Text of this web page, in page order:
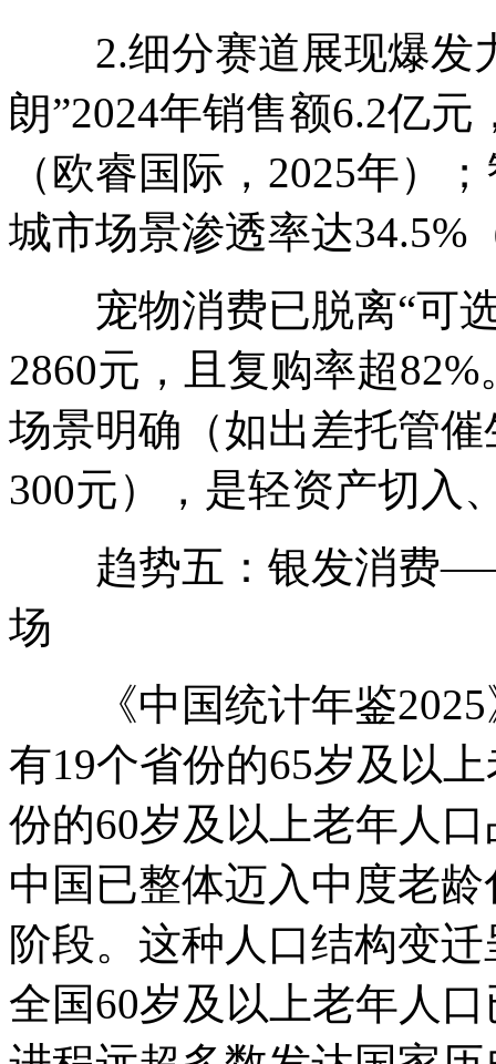
2.细分赛道展现爆发
朗”2024年销售额6.2亿
（欧睿国际，2025年）
城市场景渗透率达34.5%
宠物消费已脱离“可
2860元，且复购率超
场景明确（如出差托管
300元），是轻资产切入
趋势五：银发消费
场
《中国统计年鉴2025
有19个省份的65岁及以
份的60岁及以上老年人
中国已整体迈入中度老
阶段。这种人口结构变
全国60岁及以上老年人